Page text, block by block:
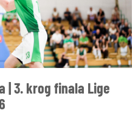
| 3. krog finala Lige